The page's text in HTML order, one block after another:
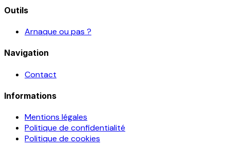
Outils
Arnaque ou pas ?
Navigation
Contact
Informations
Mentions légales
Politique de confidentialité
Politique de cookies